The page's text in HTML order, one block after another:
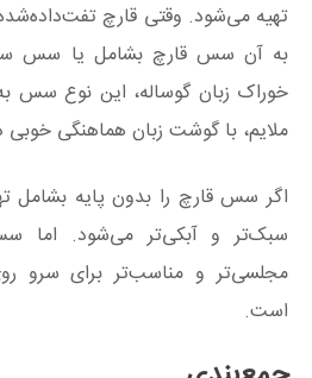
تهیه می‌شود. وقتی قارچ
به آن سس قارچ بشامل یا سس
خوراک زبان گوساله، این نوع سس
ملایم، با گوشت زبان هماهنگی خوبی
اگر سس قارچ را بدون پایه بشامل
سبک‌تر و آبکی‌تر می‌شود. اما
مجلسی‌تر و مناسب‌تر برای سرو
است.